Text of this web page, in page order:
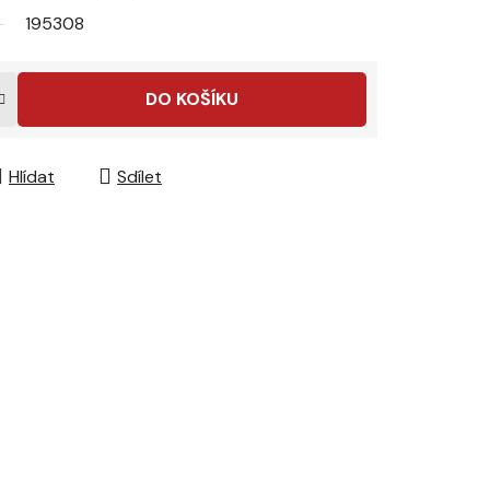
195308
DO KOŠÍKU
Hlídat Sdílet